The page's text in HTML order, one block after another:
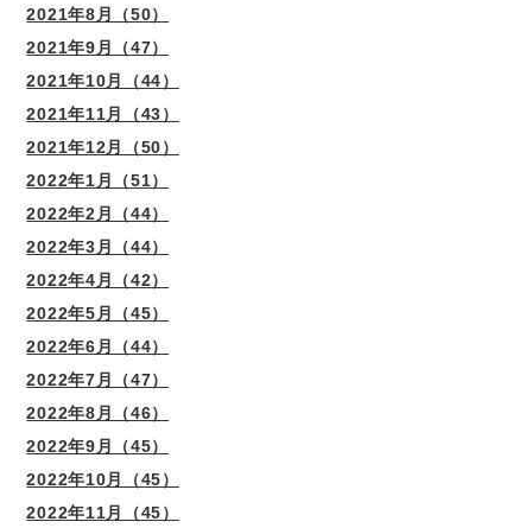
2021年8月（50）
2021年9月（47）
2021年10月（44）
2021年11月（43）
2021年12月（50）
2022年1月（51）
2022年2月（44）
2022年3月（44）
2022年4月（42）
2022年5月（45）
2022年6月（44）
2022年7月（47）
2022年8月（46）
2022年9月（45）
2022年10月（45）
2022年11月（45）